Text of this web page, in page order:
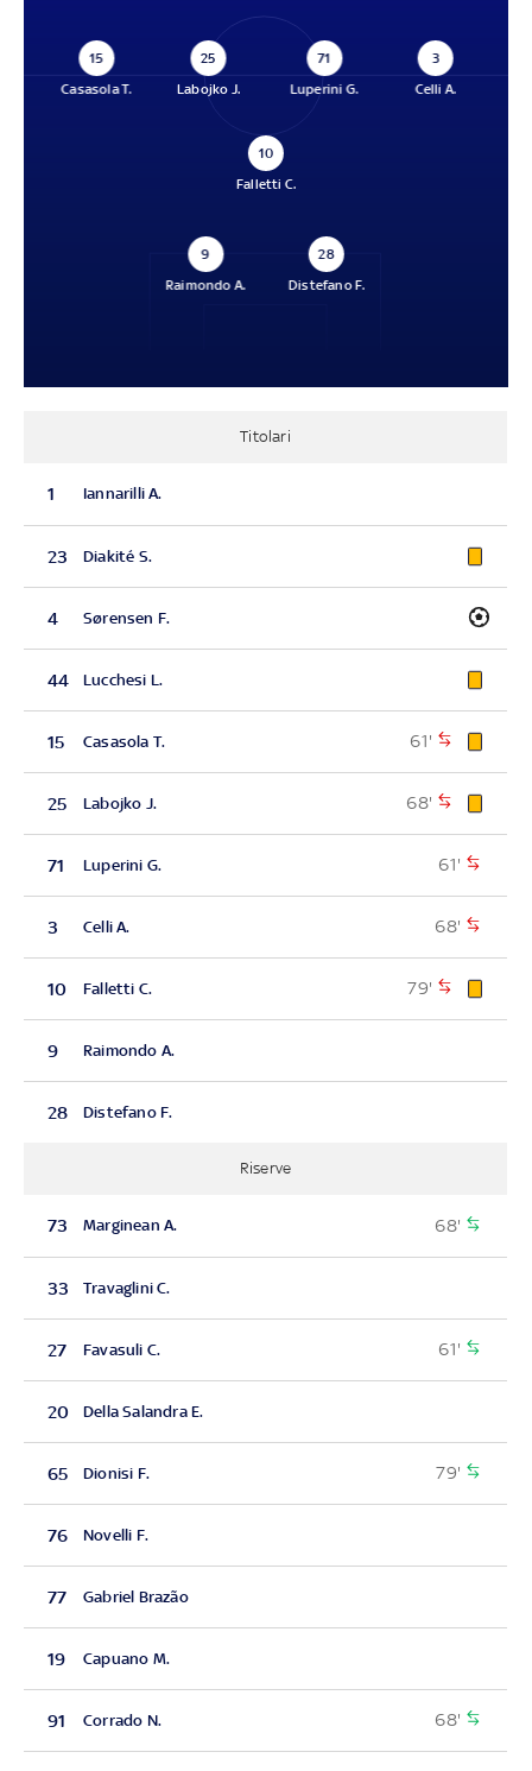
15
Casasola T.
25
Labojko J.
71
Luperini G.
3
Celli A.
10
Falletti C.
9
Raimondo A.
28
Distefano F.
Titolari
1 Iannarilli A.
23 Diakité S.
4 Sørensen F.
44 Lucchesi L.
15 Casasola T. 61'
25 Labojko J. 68'
71 Luperini G. 61'
3 Celli A. 68'
10 Falletti C. 79'
9 Raimondo A.
28 Distefano F.
Riserve
73 Marginean A. 68'
33 Travaglini C.
27 Favasuli C. 61'
20 Della Salandra E.
65 Dionisi F. 79'
76 Novelli F.
77 Gabriel Brazão
19 Capuano M.
91 Corrado N. 68'